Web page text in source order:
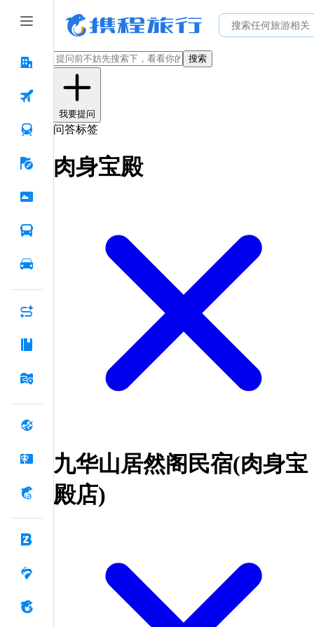
搜索
我要提问
问答标签
肉身宝殿
九华山居然阁民宿(肉身宝
殿店)